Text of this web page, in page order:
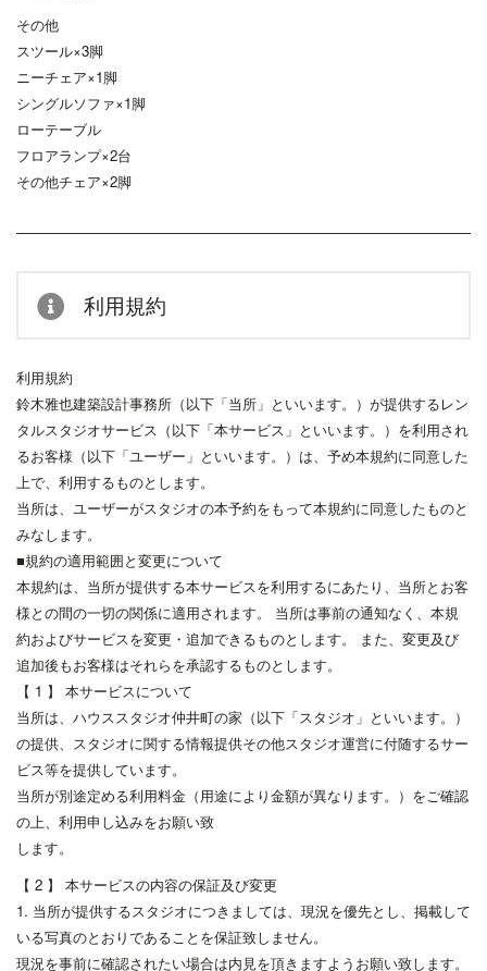
その他
スツール×3脚
ニーチェア×1脚
シングルソファ×1脚
ローテーブル
フロアランプ×2台
その他チェア×2脚
利用規約
利用規約
鈴木雅也建築設計事務所（以下「当所」といいます。）が提供するレン
タルスタジオサービス（以下「本サービス」といいます。）を利用され
るお客様（以下「ユーザー」といいます。）は、予め本規約に同意した
上で、利用するものとします。
当所は、ユーザーがスタジオの本予約をもって本規約に同意したものと
みなします。
■規約の適用範囲と変更について
本規約は、当所が提供する本サービスを利用するにあたり、当所とお客
様との間の一切の関係に適用されます。 当所は事前の通知なく、本規
約およびサービスを変更・追加できるものとします。 また、変更及び
追加後もお客様はそれらを承認するものとします。
【 1 】 本サービスについて
当所は、ハウススタジオ仲井町の家（以下「スタジオ」といいます。）
の提供、スタジオに関する情報提供その他スタジオ運営に付随するサー
ビス等を提供しています。
当所が別途定める利用料金（用途により金額が異なります。）をご確認
の上、利用申し込みをお願い致
します。
【 2 】 本サービスの内容の保証及び変更
1. 当所が提供するスタジオにつきましては、現況を優先とし、掲載して
いる写真のとおりであることを保証致しません。
現況を事前に確認されたい場合は内見を頂きますようお願い致します。